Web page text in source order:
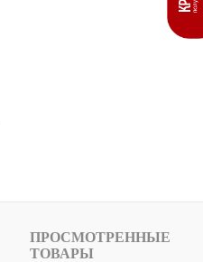
ПРОСМОТРЕННЫЕ
ТОВАРЫ